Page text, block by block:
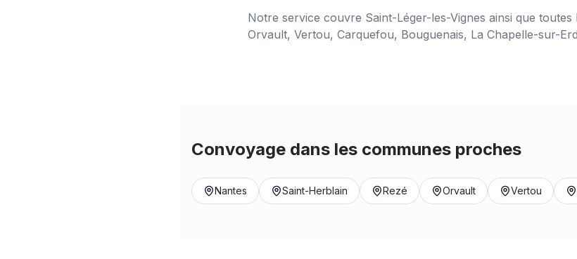
Notre service couvre Saint-Léger-les-Vignes ainsi que toutes
Orvault, Vertou, Carquefou, Bouguenais, La Chapelle-sur-
Convoyage dans les communes proches
Nantes Saint-Herblain Rezé Orvault Vertou